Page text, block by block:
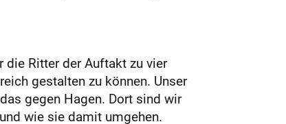
Ritter der Auftakt zu vier
gestalten zu können. Unser
gegen Hagen. Dort sind wir
wie sie damit umgehen.